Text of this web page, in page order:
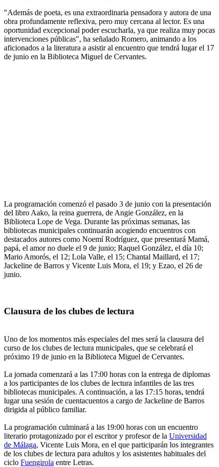
"Además de poeta, es una extraordinaria pensadora y autora de una
obra profundamente reflexiva, pero muy cercana al lector. Es una
oportunidad excepcional poder escucharla, ya que realiza muy pocas
intervenciones públicas", ha señalado Romero, animando a los
aficionados a la literatura a asistir al encuentro que tendrá lugar el 17
de junio en la Biblioteca Miguel de Cervantes.
La programación comenzó el pasado 3 de junio con la presentación
del libro Aako, la reina guerrera, de Angie González, en la
Biblioteca Lope de Vega. Durante las próximas semanas, las
bibliotecas municipales continuarán acogiendo encuentros con
destacados autores como Noemí Rodríguez, que presentará Mamá,
papá, el amor no duele el 9 de junio; Raquel González, el día 10;
Mario Amorós, el 12; Lola Valle, el 15; Chantal Maillard, el 17;
Jackeline de Barros y Vicente Luis Mora, el 19; y Ezao, el 26 de
junio.
Clausura de los clubes de lectura
Uno de los momentos más especiales del mes será la clausura del
curso de los clubes de lectura municipales, que se celebrará el
próximo 19 de junio en la Biblioteca Miguel de Cervantes.
La jornada comenzará a las 17:00 horas con la entrega de diplomas
a los participantes de los clubes de lectura infantiles de las tres
bibliotecas municipales. A continuación, a las 17:15 horas, tendrá
lugar una sesión de cuentacuentos a cargo de Jackeline de Barros
dirigida al público familiar.
La programación culminará a las 19:00 horas con un encuentro
literario protagonizado por el escritor y profesor de la Universidad
de Málaga, Vicente Luis Mora, en el que participarán los integrantes
de los clubes de lectura para adultos y los asistentes habituales del
ciclo Fuengirola entre Letras.